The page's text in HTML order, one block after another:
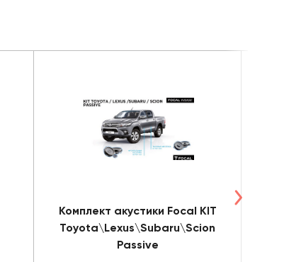
Комплект акустики Focal KIT
Toyota\Lexus\Subaru\Scion
Passive